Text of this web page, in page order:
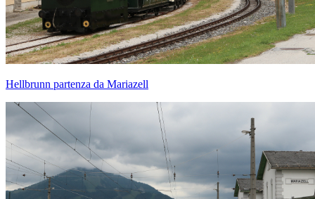
Hellbrunn partenza da Mariazell